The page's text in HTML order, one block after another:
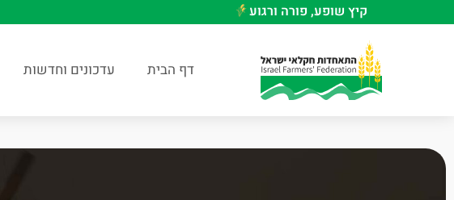
קיץ שופע, פורה ורגוע
דף הבית עדכונים וחדשות